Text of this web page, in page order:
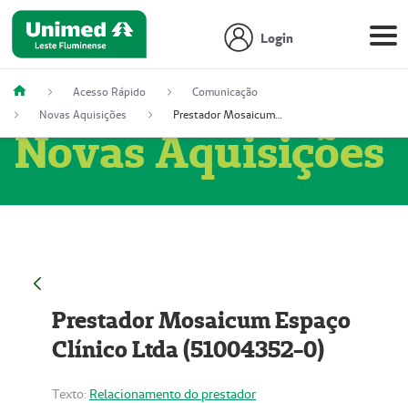
Login
Acesso Rápido
Comunicação
Novas Aquisições
Prestador Mosaicum Espaço Clínico Ltda (51004352-0)
Novas Aquisições
Prestador Mosaicum Espaço
Clínico Ltda (51004352-0)
Texto: Relacionamento do prestador